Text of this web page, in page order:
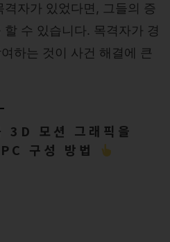
자가 있었다면, 그들의 증
수 있습니다. 목격자가 경
하는 것이 사건 해결에 큰
3D 모션 그래픽을
구성 방법